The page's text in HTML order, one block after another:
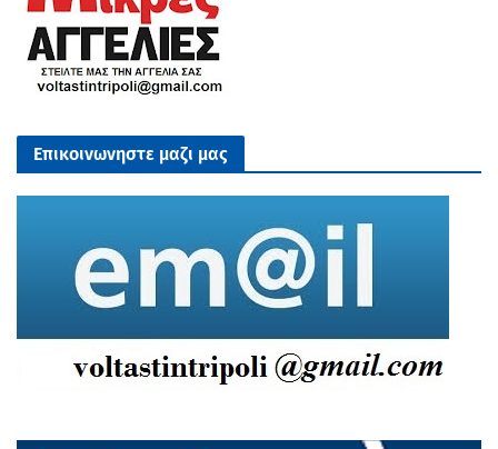
Επικοινωνηστε μαζι μας